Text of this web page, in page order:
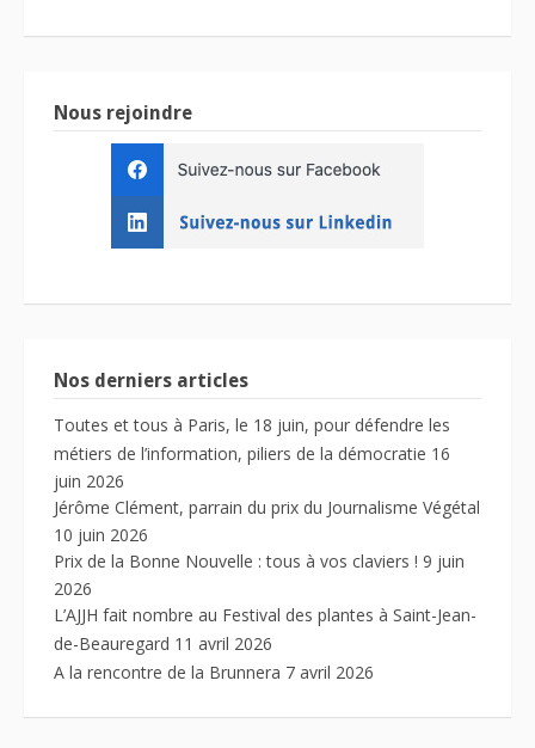
Nous rejoindre
Nos derniers articles
Toutes et tous à Paris, le 18 juin, pour défendre les
métiers de l’information, piliers de la démocratie 16
juin 2026
Jérôme Clément, parrain du prix du Journalisme Végétal
10 juin 2026
Prix de la Bonne Nouvelle : tous à vos claviers ! 9 juin
2026
L’AJJH fait nombre au Festival des plantes à Saint-Jean-
de-Beauregard 11 avril 2026
A la rencontre de la Brunnera 7 avril 2026